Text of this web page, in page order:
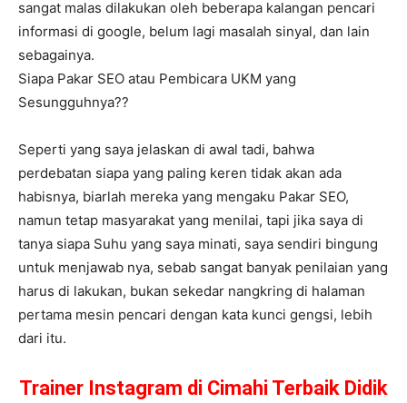
sangat malas dilakukan oleh beberapa kalangan pencari
informasi di google, belum lagi masalah sinyal, dan lain
sebagainya.
Siapa Pakar SEO atau Pembicara UKM yang
Sesungguhnya??
Seperti yang saya jelaskan di awal tadi, bahwa
perdebatan siapa yang paling keren tidak akan ada
habisnya, biarlah mereka yang mengaku Pakar SEO,
namun tetap masyarakat yang menilai, tapi jika saya di
tanya siapa Suhu yang saya minati, saya sendiri bingung
untuk menjawab nya, sebab sangat banyak penilaian yang
harus di lakukan, bukan sekedar nangkring di halaman
pertama mesin pencari dengan kata kunci gengsi, lebih
dari itu.
Trainer Instagram di Cimahi Terbaik Didik